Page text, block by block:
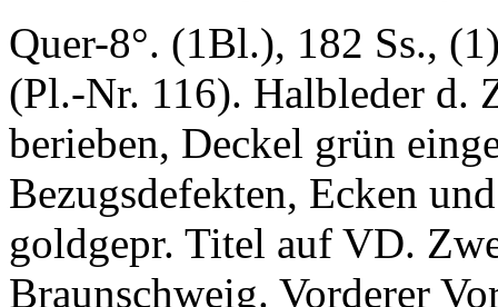
Quer-8°. (1Bl.), 182 Ss.,
(Pl.-Nr. 116). Halbleder d.
berieben, Deckel grün
Bezugsdefekten, Ecken
goldgepr. Titel auf VD.
Braunschweig. Vorderer